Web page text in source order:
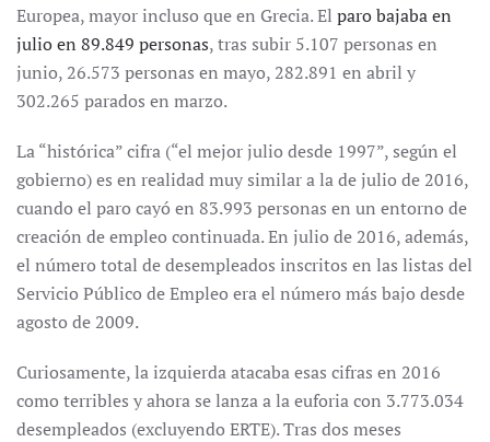
Europea, mayor incluso que en Grecia. El paro bajaba en
julio en 89.849 personas, tras subir 5.107 personas en
junio, 26.573 personas en mayo, 282.891 en abril y
302.265 parados en marzo.
La “histórica” cifra (“el mejor julio desde 1997”, según el
gobierno) es en realidad muy similar a la de julio de 2016,
cuando el paro cayó en 83.993 personas en un entorno de
creación de empleo continuada. En julio de 2016, además,
el número total de desempleados inscritos en las listas del
Servicio Público de Empleo era el número más bajo desde
agosto de 2009.
Curiosamente, la izquierda atacaba esas cifras en 2016
como terribles y ahora se lanza a la euforia con 3.773.034
desempleados (excluyendo ERTE). Tras dos meses